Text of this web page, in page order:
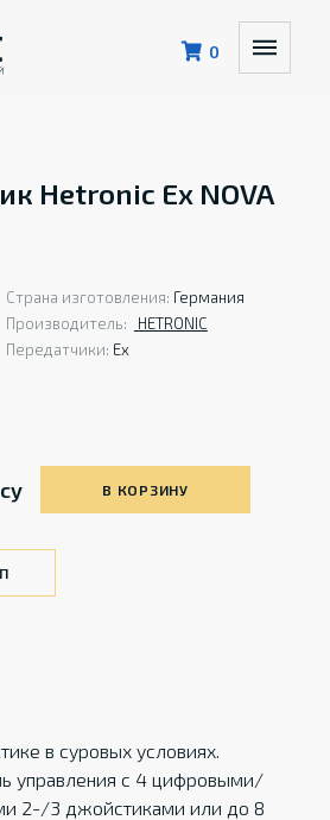
0
Hetronic Ex NOVA
Страна изготовления: Германия
Производитель:
HETRONIС
Передатчики: Ex
В КОРЗИНУ
в суровых условиях.
управления с 4 цифровыми/
2-/3 джойстиками или до 8